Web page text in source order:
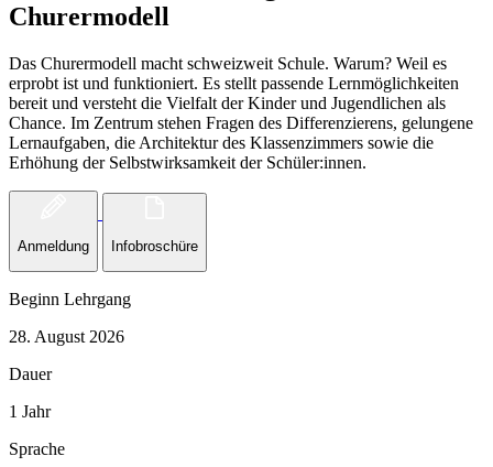
Churermodell
Das Churermodell macht schweizweit Schule. Warum? Weil es
erprobt ist und funktioniert. Es stellt passende Lernmöglichkeiten
bereit und versteht die Vielfalt der Kinder und Jugendlichen als
Chance. Im Zentrum stehen Fragen des Differenzierens, gelungene
Lernaufgaben, die Architektur des Klassenzimmers sowie die
Erhöhung der Selbstwirksamkeit der Schüler:innen.
Anmeldung Infobroschüre
Beginn Lehrgang
28. August 2026
Dauer
1 Jahr
Sprache